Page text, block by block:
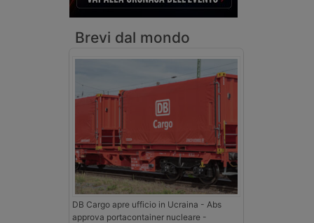
Brevi dal mondo
DB Cargo apre ufficio in Ucraina - Abs
approva portacontainer nucleare -